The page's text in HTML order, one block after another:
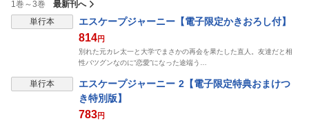
1巻～3巻 最新刊へ
表示制限中
単行本 エスケープジャーニー【電子限定かきおろし付】
814円
別れた元カレ太一と大学でまさかの再会を果たした直人。友達だと相
性バツグンなのに“恋愛”になった途端う…
表示制限中
単行本
エスケープジャーニー 2【電子限定特典おまけつ
き特別版】
783円